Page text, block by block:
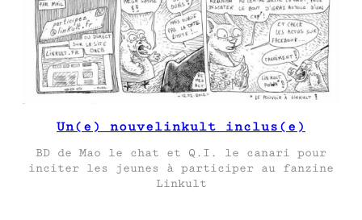
Un(e) nouvelinkult inclus(e)
BD de Mao le chat et Q.I. le canari pour
inciter les jeunes à participer au fanzine
Linkult